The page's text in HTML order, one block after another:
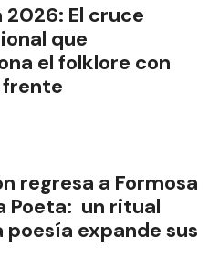
2026: El cruce
que
el folklore con
frente
regresa a Formosa
Poeta: un ritual
poesía expande sus